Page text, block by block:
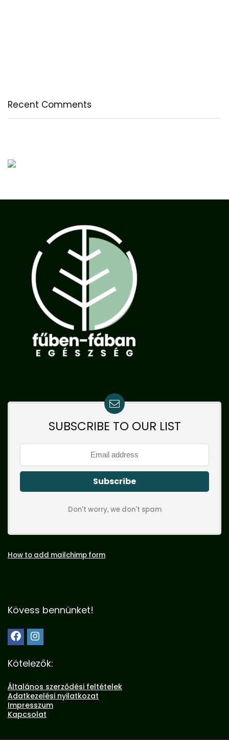
Recent Comments
SUBSCRIBE TO OUR LIST
Don't worry, we don't spam
How to add mailchimp form
Kövess bennünket!
Kötelezők:
Általános szerződési feltételek
Adatkezelési nyilatkozat
Impresszum
Kapcsolat